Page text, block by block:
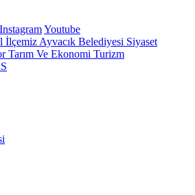
InstagramYoutube
İlçemiz Ayvacık Belediyesi Siyaset
Tarım Ve Ekonomi Turizm